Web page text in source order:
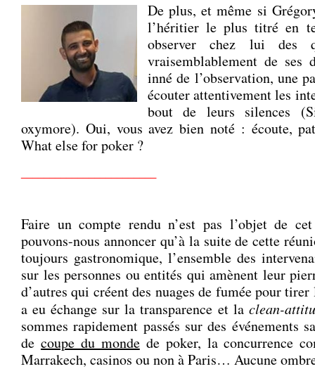
De plus, et même si
l’héritier le plus titré en
observer chez lui des
vraisemblablement de ses
inné de l’observation, une
écouter attentivement les
bout de leurs silences
oxymore). Oui, vous avez bien noté : écoute,
What else for poker ?
Faire un compte rendu n’est pas l’objet de
pouvons-nous annoncer qu’à la suite de cette
toujours gastronomique, l’ensemble des
sur les personnes ou entités qui amènent leur
d’autres qui créent des nuages de fumée pour
a eu échange sur la transparence et la clean-
sommes rapidement passés sur des événements
de coupe du mondede poker, la concurrence
Marrakech, casinos ou non à Paris… Aucune